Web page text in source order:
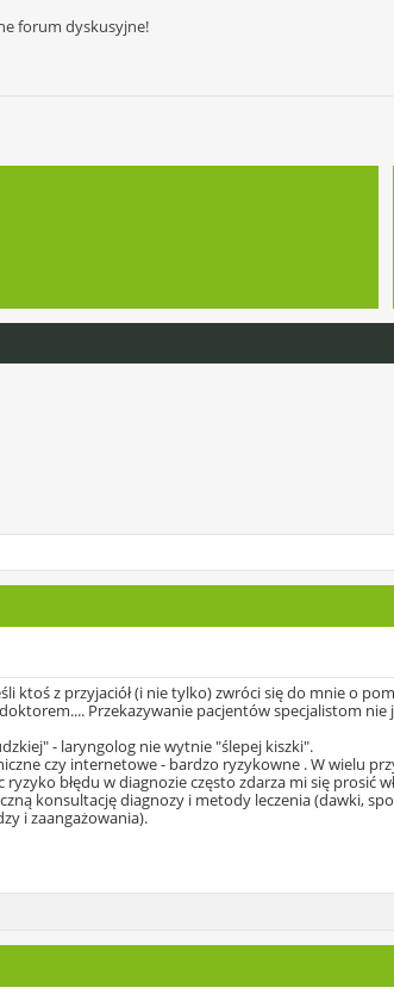
forum dyskusyjne!
ktoś z przyjaciół (i nie tylko) zwróci się do mnie o
Przekazywanie pacjentów specjalistom
- laryngolog nie wytnie "ślepej kiszki".
czy internetowe - bardzo ryzykowne . W wielu
błędu w diagnozie często zdarza mi się prosić
konsultację diagnozy i metody leczenia (dawki,
i zaangażowania).